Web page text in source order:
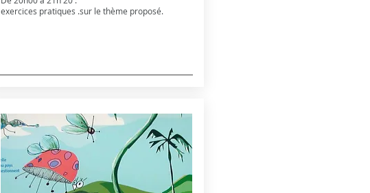
exercices pratiques .sur le thème proposé.